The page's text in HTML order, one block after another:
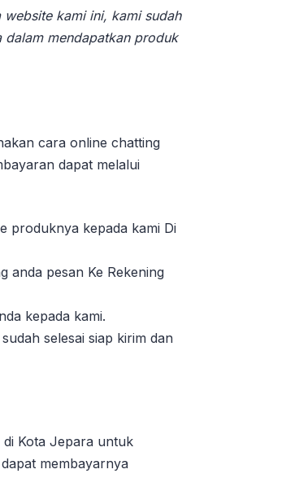
kami ini, kami sudah
dalam mendapatkan produk
cara online chatting
dapat melalui
produknya kepada kami Di
anda pesan Ke Rekening
kepada kami.
selesai siap kirim dan
di Kota Jepara untuk
membayarnya